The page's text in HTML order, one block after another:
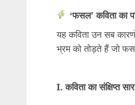
‘फसल’ कविता का
यह कविता उन सब
भ्रम को तोड़ते हैं जो
I. कविता का संक्षिप्त सार